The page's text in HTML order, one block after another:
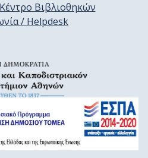
Βιβλιοθηκών
/ Helpdesk